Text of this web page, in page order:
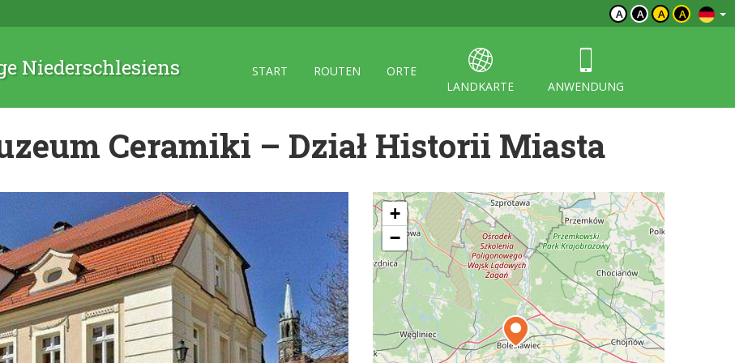
A A A A
Niederschlesiens START ROUTEN
ORTE
LANDKARTE
ANWENDUNG
Ceramiki – Dział Historii Miasta
+
−